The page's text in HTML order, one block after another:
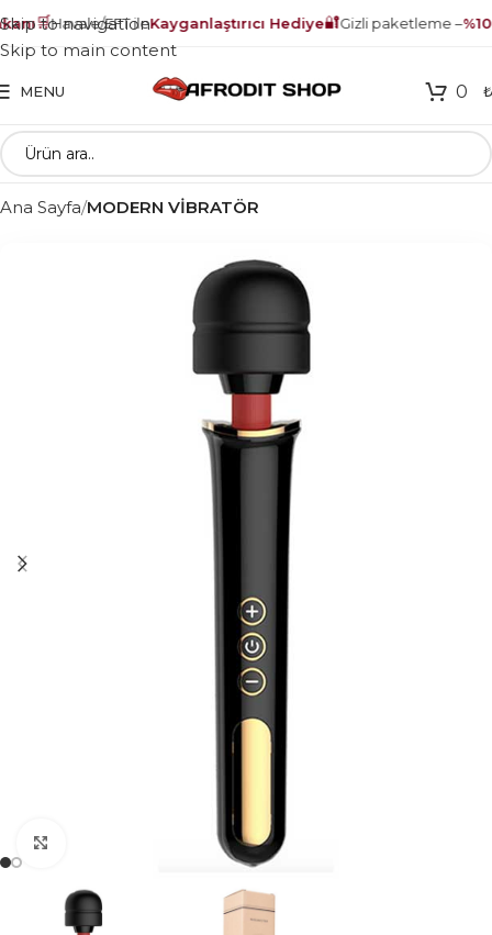
🛒Havale/EFT ileKayganlaştırıcı Hediye🔐Gizli paketleme –
Skip to navigation
Skip to main content
MENU 0 ₺
Ana Sayfa MODERN VİBRATÖR